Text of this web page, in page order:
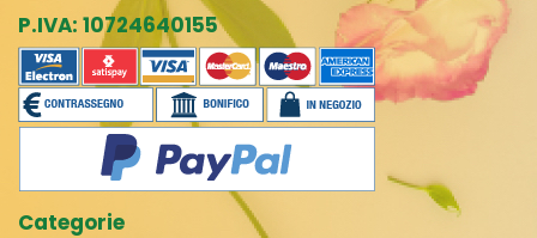
P.IVA: 10724640155
Categorie